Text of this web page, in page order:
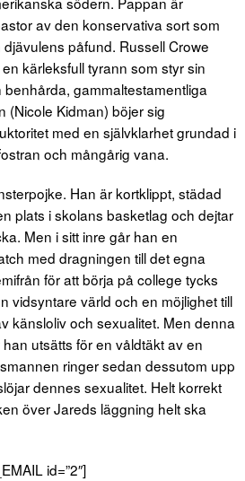
av den konservativa sort som
påfund. Russell Crowe
kärleksfull tyrann som styr sin
gammaltestamentliga
(Nicole Kidman) böjer sig
med en självklarhet grundad i
och mångårig vana.
Han är kortklippt, städad
plats i skolans basketlag och dejtar
Men i sitt inre går han en
med dragningen till det egna
för att börja på college tycks
vidsyntare värld och en möjlighet till
känsloliv och sexualitet. Men denna
utsätts för en våldtäkt av en
ringer sedan dessutom upp
dennes sexualitet. Helt korrekt
över Jareds läggning helt ska
id=”2″]